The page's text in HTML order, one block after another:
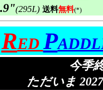
(295L) 送料無料(*)
RED P
今季
ただいま